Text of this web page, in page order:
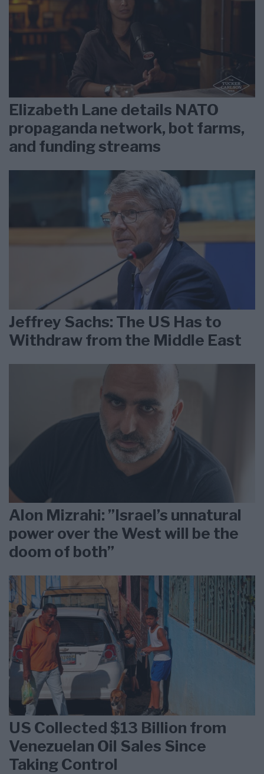
Elizabeth Lane details NATO
propaganda network, bot farms,
and funding streams
Jeffrey Sachs: The US Has to
Withdraw from the Middle East
Alon Mizrahi: ”Israel’s unnatural
power over the West will be the
doom of both”
US Collected $13 Billion from
Venezuelan Oil Sales Since
Taking Control